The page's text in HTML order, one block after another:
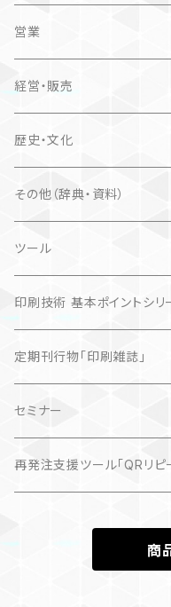
営業
経営・販売
歴史・文化
その他（辞典・資料）
ツール
印刷技術 基本ポイントシリ
定期刊行物「印刷雑誌」
記事（デジタル販売）
セミナー
再発注支援ツール「QRリピ
商